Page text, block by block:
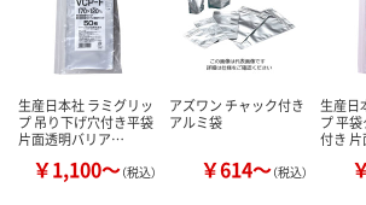
生産日本社 ラミグリッ
プ 吊り下げ穴付き平袋
片面透明バリア…
￥1,100～（税込）
アズワン チャック付き
アルミ袋
￥614～（税込）
生産日
プ 平
付き